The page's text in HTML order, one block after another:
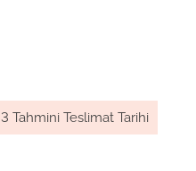
3 Tahmini Teslimat Tarihi